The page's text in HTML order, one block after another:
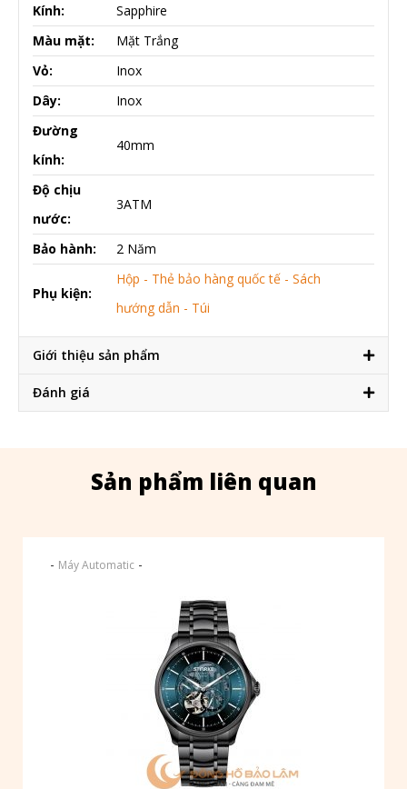
Kính:
Sapphire
Màu mặt:
Mặt Trắng
Vỏ:
Inox
Dây:
Inox
Đường
kính:
40mm
Độ chịu
nước:
3ATM
Bảo hành: 2 Năm
Phụ kiện:
Hộp - Thẻ bảo hàng quốc tế - Sách
hướng dẫn - Túi
Giới thiệu sản phẩm
Đánh giá
Sản phẩm liên quan
- Máy Automatic -